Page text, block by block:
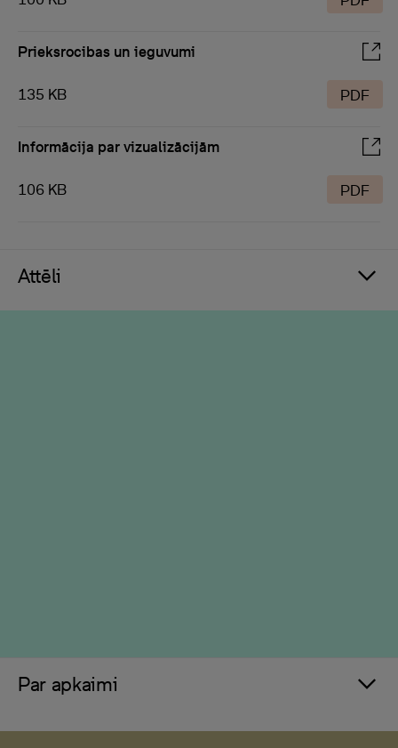
Prieksrocibas un ieguvumi
135 KB PDF
Informācija par vizualizācijām
106 KB PDF
Attēli
Par apkaimi